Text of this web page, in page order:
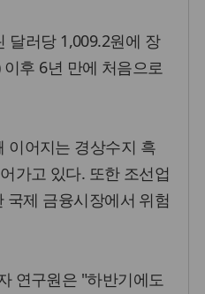
달러당 1,009.2원에 장
후 6년 만에 처음으로
이어지는 경상수지 흑
가고 있다. 또한 조선업
제 금융시장에서 위험
연구원은 "하반기에도